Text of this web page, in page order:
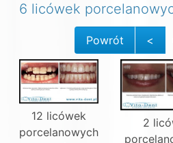
6 licówek
Powrót <
12 licówek
porcelanowych
2